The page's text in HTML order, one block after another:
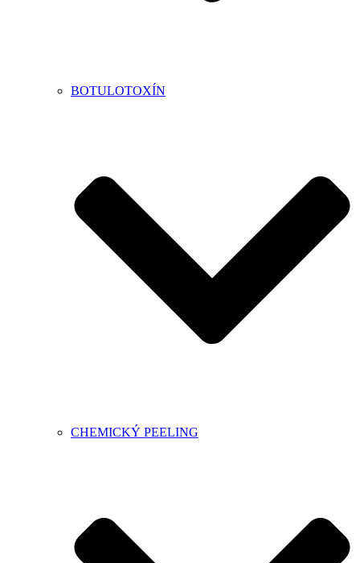
BOTULOTOXÍN
CHEMICKÝ PEELING